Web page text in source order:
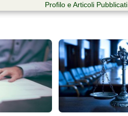
Profilo e Articoli Pubblicati